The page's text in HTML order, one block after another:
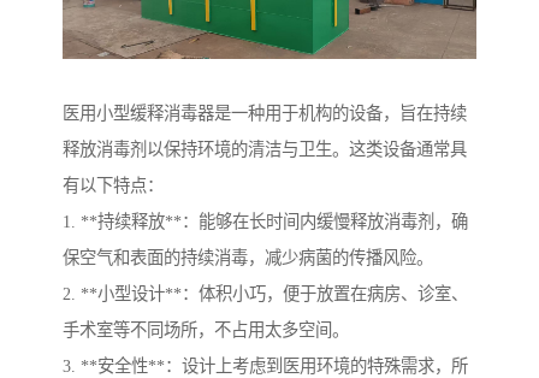
医用小型缓释消毒器是一种用于机构的设备，旨在持续
释放消毒剂以保持环境的清洁与卫生。这类设备通常具
有以下特点：
1. **持续释放**：能够在长时间内缓慢释放消毒剂，确
保空气和表面的持续消毒，减少病菌的传播风险。
2. **小型设计**：体积小巧，便于放置在病房、诊室、
手术室等不同场所，不占用太多空间。
3. **安全性**：设计上考虑到医用环境的特殊需求，所